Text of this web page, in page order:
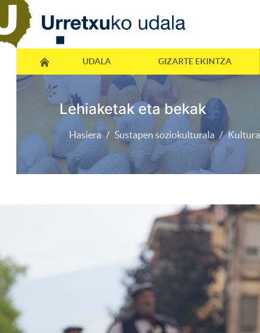
UDALA GIZARTE EKINTZA
Lehiaketak eta bekak
Hasiera Sustapen soziokulturala Kultura